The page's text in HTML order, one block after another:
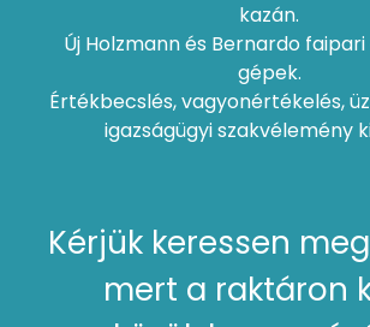
kazán.
Új Holzmann és Bernardo
gépek.
Értékbecslés, vagyonértékelés,
igazságügyi szakvélemény
Kérjük keressen
mert a raktáron